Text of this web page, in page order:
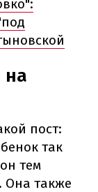
на
пост:
так
тем
Она также